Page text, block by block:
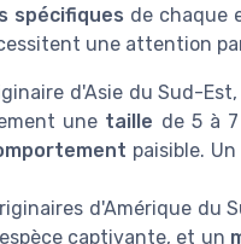
spécifiques de chaque
une attention
d'Asie du Sud-
une taille de 5 à
paisible. Un
d'Amérique du
captivante, et un